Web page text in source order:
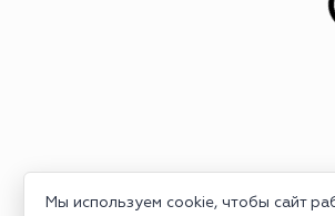
Мы используем cookie, чтобы сайт